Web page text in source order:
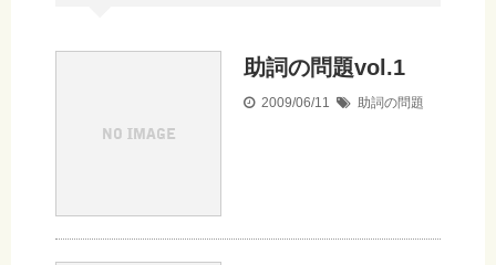
助詞の問題vol.1
2009/06/11 助詞の問題